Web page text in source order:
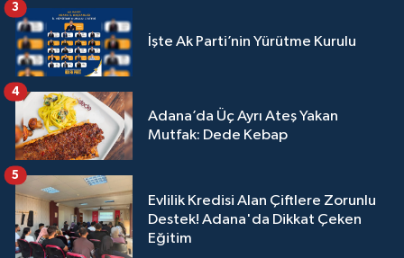
İşte Ak Parti’nin Yürütme Kurulu
3
Adana’da Üç Ayrı Ateş Yakan
Mutfak: Dede Kebap
4
Evlilik Kredisi Alan Çiftlere Zorunlu
Destek! Adana'da Dikkat Çeken
Eğitim
5